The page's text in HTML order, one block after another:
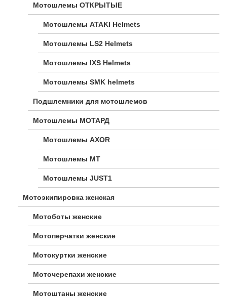
Мотошлемы ОТКРЫТЫЕ
Мотошлемы ATAKI Helmets
Мотошлемы LS2 Helmets
Мотошлемы IXS Helmets
Мотошлемы SMK helmets
Подшлемники для мотошлемов
Мотошлемы МОТАРД
Мотошлемы AXOR
Мотошлемы MT
Мотошлемы JUST1
Мотоэкипировка женская
Мотоботы женские
Мотоперчатки женские
Мотокуртки женские
Моточерепахи женские
Мотоштаны женские